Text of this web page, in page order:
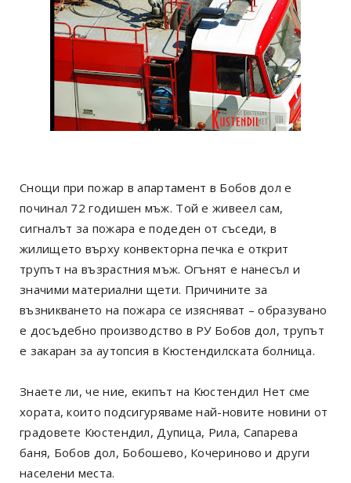
Снощи при пожар в апартамент в Бобов дол е
починал 72 годишен мъж. Той е живеел сам,
сигналът за пожара е подеден от съседи, в
жилището върху конвекторна печка е открит
трупът на възрастния мъж. Огънят е нанесъл и
значими материални щети. Причините за
възникването на пожара се изясняват – образувано
е досъдебно производство в РУ Бобов дол, трупът
е закаран за аутопсия в Кюстендилската болница.
Знаете ли, че ние, екипът на Кюстендил Нет сме
хората, които подсигуряваме най-новите новини от
градовете Кюстендил, Дупица, Рила, Сапарева
баня, Бобов дол, Бобошево, Кочериново и други
населени места.